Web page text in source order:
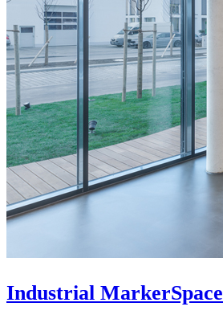
Industrial MarkerSpace